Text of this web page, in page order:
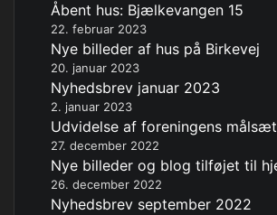
Åbent hus: Bjælkevangen 15
22. februar 2023
Nye billeder af hus på Birkevej
20. januar 2023
Nyhedsbrev januar 2023
2. januar 2023
Udvidelse af foreningens
27. december 2022
Nye billeder og blog tilføjet til
26. december 2022
Nyhedsbrev september 2022